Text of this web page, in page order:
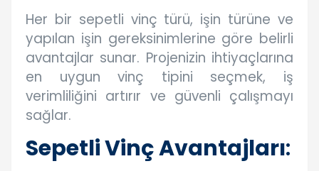
Her bir sepetli vinç türü, işin türüne ve
yapılan işin gereksinimlerine göre belirli
avantajlar sunar. Projenizin ihtiyaçlarına
en uygun vinç tipini seçmek, iş
verimliliğini artırır ve güvenli çalışmayı
sağlar.
Sepetli Vinç Avantajları: